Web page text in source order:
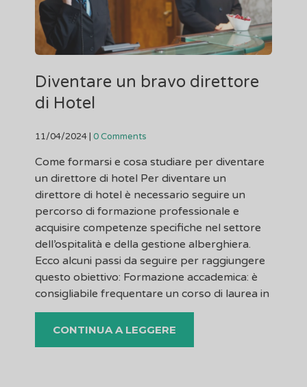
Diventare un bravo direttore
di Hotel
11/04/2024 0 Comments
Come formarsi e cosa studiare per diventare
un direttore di hotel Per diventare un
direttore di hotel è necessario seguire un
percorso di formazione professionale e
acquisire competenze specifiche nel settore
dell’ospitalità e della gestione alberghiera.
Ecco alcuni passi da seguire per raggiungere
questo obiettivo: Formazione accademica: è
consigliabile frequentare un corso di laurea in
CONTINUA A LEGGERE